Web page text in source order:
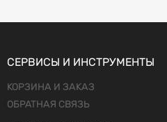
СЕРВИСЫ И ИНСТРУМЕНТЫ
КОРЗИНА И ЗАКАЗ
ОБРАТНАЯ СВЯЗЬ